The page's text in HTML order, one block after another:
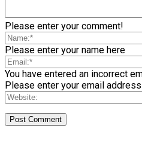
Please enter your comment!
Please enter your name here
You have entered an incorrect
Please enter your email